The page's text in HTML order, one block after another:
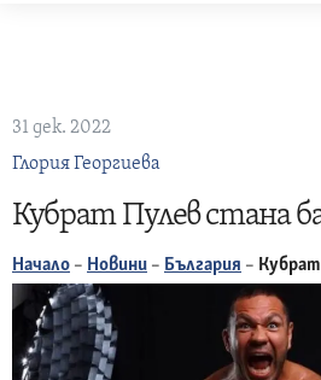
31 дек. 2022
Глория Георгиева
Кубрат Пулев стана
Начало – Новини – България –